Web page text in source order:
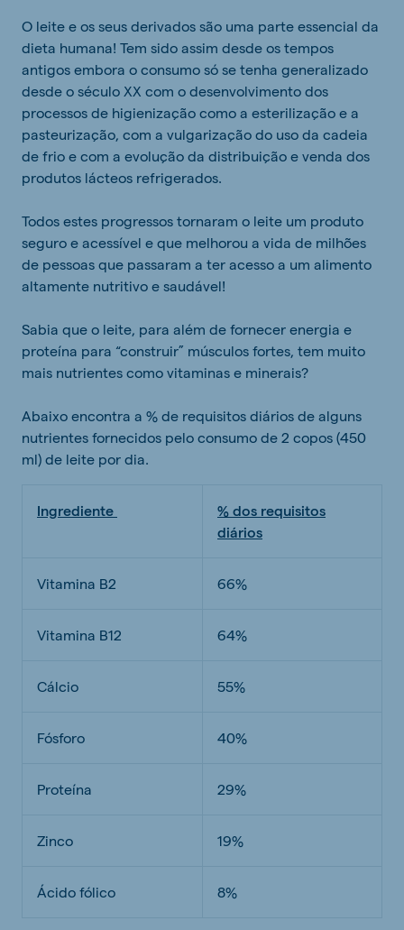
O leite e os seus derivados são uma parte essencial da
dieta humana! Tem sido assim desde os tempos
antigos embora o consumo só se tenha generalizado
desde o século XX com o desenvolvimento dos
processos de higienização como a esterilização e a
pasteurização, com a vulgarização do uso da cadeia
de frio e com a evolução da distribuição e venda dos
produtos lácteos refrigerados.
Todos estes progressos tornaram o leite um produto
seguro e acessível e que melhorou a vida de milhões
de pessoas que passaram a ter acesso a um alimento
altamente nutritivo e saudável!
Sabia que o leite, para além de fornecer energia e
proteína para “construir” músculos fortes, tem muito
mais nutrientes como vitaminas e minerais?
Abaixo encontra a % de requisitos diários de alguns
nutrientes fornecidos pelo consumo de 2 copos (450
ml) de leite por dia.
Ingrediente
% dos requisitos
diários
Vitamina B2 66%
Vitamina B12 64%
Cálcio 55%
Fósforo 40%
Proteína 29%
Zinco 19%
Ácido fólico 8%